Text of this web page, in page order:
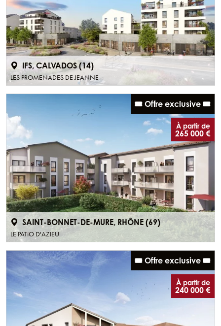
IFS, CALVADOS (14)
LES PROMENADES DE JEANNE
🎟️ Offre exclusive 🎟️
265 000 €
SAINT-BONNET-DE-MURE, RHÔNE (69)
LE PATIO D'AZIEU
🎟️ Offre exclusive 🎟️
240 000 €